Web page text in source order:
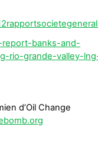
report-banks-and-
rio-grande-valley-
d’Oil Change